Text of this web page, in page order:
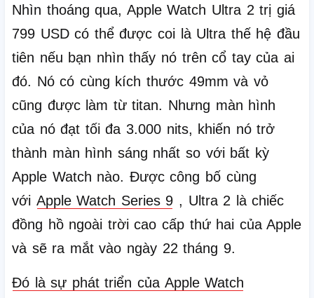
Nhìn thoáng qua, Apple Watch Ultra 2 trị giá
799 USD có thể được coi là Ultra thế hệ đầu
tiên nếu bạn nhìn thấy nó trên cổ tay của ai
đó. Nó có cùng kích thước 49mm và vỏ
cũng được làm từ titan. Nhưng màn hình
của nó đạt tối đa 3.000 nits, khiến nó trở
thành màn hình sáng nhất so với bất kỳ
Apple Watch nào. Được công bố cùng
với Apple Watch Series 9 , Ultra 2 là chiếc
đồng hồ ngoài trời cao cấp thứ hai của Apple
và sẽ ra mắt vào ngày 22 tháng 9.
Đó là sự phát triển của Apple Watch